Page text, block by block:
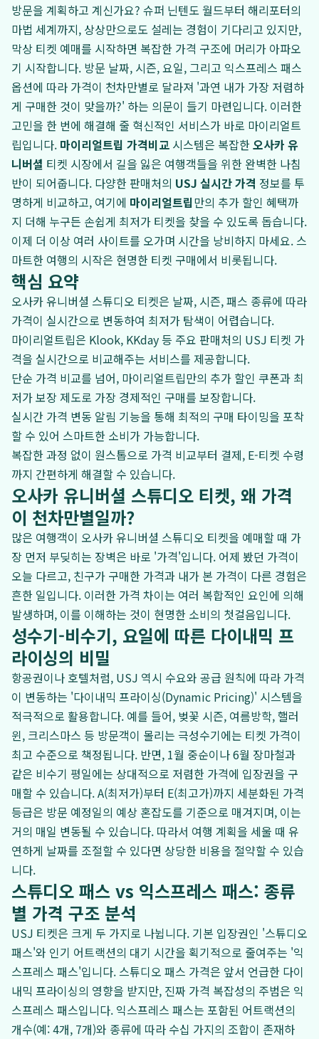
방문을 계획하고 계신가요? 슈퍼 닌텐도 월드부터 해리포터의
마법 세계까지, 상상만으로도 설레는 경험이 기다리고 있지만,
막상 티켓 예매를 시작하면 복잡한 가격 구조에 머리가 아파오
기 시작합니다. 방문 날짜, 시즌, 요일, 그리고 익스프레스 패스
옵션에 따라 가격이 천차만별로 달라져 '과연 내가 가장 저렴하
게 구매한 것이 맞을까?' 하는 의문이 들기 마련입니다. 이러한
고민을 한 번에 해결해 줄 혁신적인 서비스가 바로 마이리얼트
립입니다. 마이리얼트립 가격비교 시스템은 복잡한오사카 유
니버셜 티켓 시장에서 길을 잃은 여행객들을 위한 완벽한 나침
반이 되어줍니다. 다양한 판매처의 USJ 실시간 가격 정보를 투
명하게 비교하고, 여기에 마이리얼트립만의 추가 할인 혜택까
지 더해 누구든 손쉽게 최저가 티켓을 찾을 수 있도록 돕습니다.
이제 더 이상 여러 사이트를 오가며 시간을 낭비하지 마세요. 스
마트한 여행의 시작은 현명한 티켓 구매에서 비롯됩니다.
핵심 요약
오사카 유니버셜 스튜디오 티켓은 날짜, 시즌, 패스 종류에 따라
가격이 실시간으로 변동하여 최저가 탐색이 어렵습니다.
마이리얼트립은 Klook, KKday 등 주요 판매처의 USJ 티켓 가
격을 실시간으로 비교해주는 서비스를 제공합니다.
단순 가격 비교를 넘어, 마이리얼트립만의 추가 할인 쿠폰과 최
저가 보장 제도로 가장 경제적인 구매를 보장합니다.
실시간 가격 변동 알림 기능을 통해 최적의 구매 타이밍을 포착
할 수 있어 스마트한 소비가 가능합니다.
복잡한 과정 없이 원스톱으로 가격 비교부터 결제, E-티켓 수령
까지 간편하게 해결할 수 있습니다.
오사카 유니버셜 스튜디오 티켓, 왜 가격
이 천차만별일까?
많은 여행객이 오사카 유니버셜 스튜디오 티켓을 예매할 때 가
장 먼저 부딪히는 장벽은 바로 '가격'입니다. 어제 봤던 가격이
오늘 다르고, 친구가 구매한 가격과 내가 본 가격이 다른 경험은
흔한 일입니다. 이러한 가격 차이는 여러 복합적인 요인에 의해
발생하며, 이를 이해하는 것이 현명한 소비의 첫걸음입니다.
성수기-비수기, 요일에 따른 다이내믹 프
라이싱의 비밀
항공권이나 호텔처럼, USJ 역시 수요와 공급 원칙에 따라 가격
이 변동하는 '다이내믹 프라이싱(Dynamic Pricing)' 시스템을
적극적으로 활용합니다. 예를 들어, 벚꽃 시즌, 여름방학, 핼러
윈, 크리스마스 등 방문객이 몰리는 극성수기에는 티켓 가격이
최고 수준으로 책정됩니다. 반면, 1월 중순이나 6월 장마철과
같은 비수기 평일에는 상대적으로 저렴한 가격에 입장권을 구
매할 수 있습니다. A(최저가)부터 E(최고가)까지 세분화된 가격
등급은 방문 예정일의 예상 혼잡도를 기준으로 매겨지며, 이는
거의 매일 변동될 수 있습니다. 따라서 여행 계획을 세울 때 유
연하게 날짜를 조절할 수 있다면 상당한 비용을 절약할 수 있습
니다.
스튜디오 패스 vs 익스프레스 패스: 종류
별 가격 구조 분석
USJ 티켓은 크게 두 가지로 나뉩니다. 기본 입장권인 '스튜디오
패스'와 인기 어트랙션의 대기 시간을 획기적으로 줄여주는 '익
스프레스 패스'입니다. 스튜디오 패스 가격은 앞서 언급한 다이
내믹 프라이싱의 영향을 받지만, 진짜 가격 복잡성의 주범은 익
스프레스 패스입니다. 익스프레스 패스는 포함된 어트랙션의
개수(예: 4개, 7개)와 종류에 따라 수십 가지의 조합이 존재하